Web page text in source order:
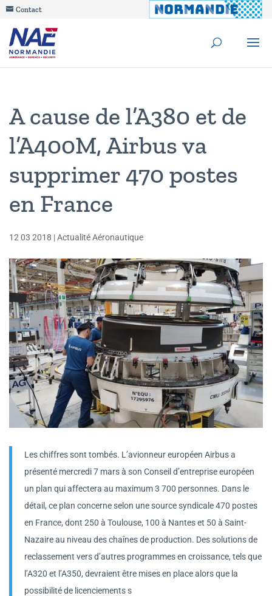
Contact
A cause de l’A380 et de
l’A400M, Airbus va
supprimer 470 postes
en France
12 03 2018 |Actualité Aéronautique
Les chiffres sont tombés. L’avionneur européen Airbus a
présenté mercredi 7 mars à son Conseil d’entreprise européen
un plan qui affectera au maximum 3 700 personnes. Dans le
détail, ce plan concerne selon une source syndicale 470 postes
en France, dont 250 à Toulouse, 100 à Nantes et 50 à Saint-
Nazaire au niveau des chaînes de production. Des solutions de
reclassement vers d’autres programmes en croissance, tels que
l’A320 et l’A350, devraient être mises en place alors que la
possibilité de licenciements s